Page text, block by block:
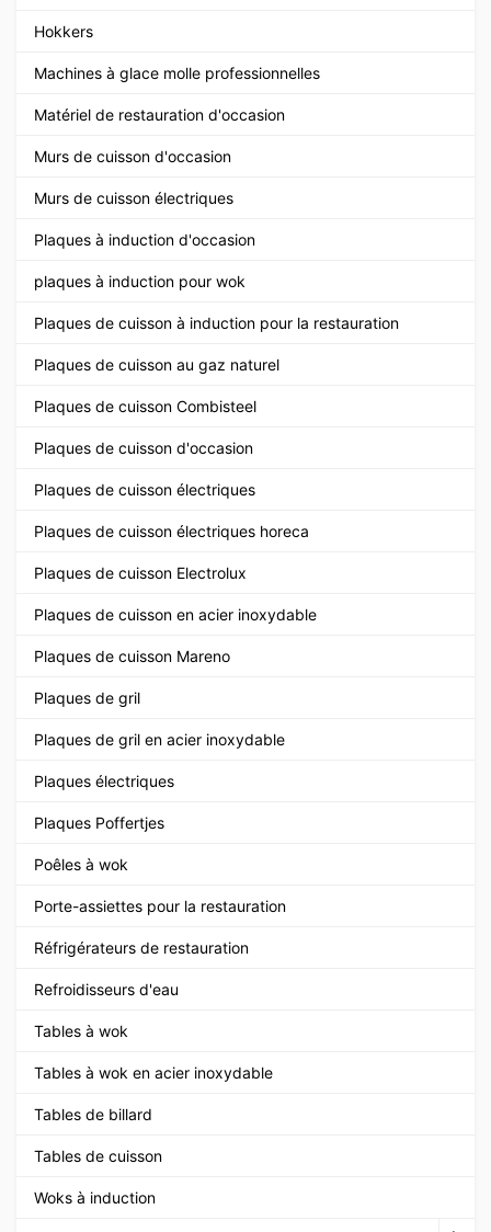
Hokkers
Machines à glace molle professionnelles
Matériel de restauration d'occasion
Murs de cuisson d'occasion
Murs de cuisson électriques
Plaques à induction d'occasion
plaques à induction pour wok
Plaques de cuisson à induction pour la restauration
Plaques de cuisson au gaz naturel
Plaques de cuisson Combisteel
Plaques de cuisson d'occasion
Plaques de cuisson électriques
Plaques de cuisson électriques horeca
Plaques de cuisson Electrolux
Plaques de cuisson en acier inoxydable
Plaques de cuisson Mareno
Plaques de gril
Plaques de gril en acier inoxydable
Plaques électriques
Plaques Poffertjes
Poêles à wok
Porte-assiettes pour la restauration
Réfrigérateurs de restauration
Refroidisseurs d'eau
Tables à wok
Tables à wok en acier inoxydable
Tables de billard
Tables de cuisson
Woks à induction